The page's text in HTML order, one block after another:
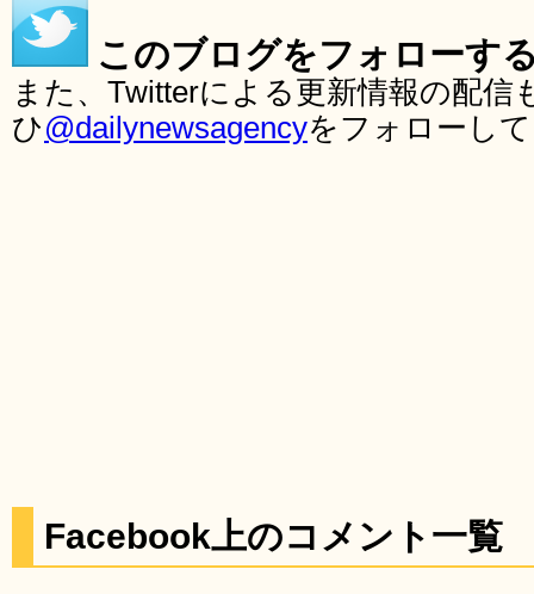
このブログをフォローす
また、Twitterによる更新情報の配
ひ@dailynewsagencyをフォローし
Facebook上のコメント一覧